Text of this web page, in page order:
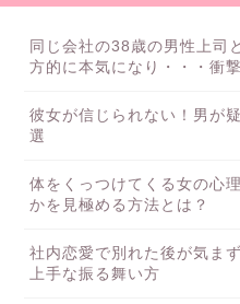
同じ会社の38歳の男性上司
方的に本気になり・・・衝
彼女が信じられない！男が
選
体をくっつけてくる女の心
かを見極める方法とは？
社内恋愛で別れた後が気ま
上手な振る舞い方